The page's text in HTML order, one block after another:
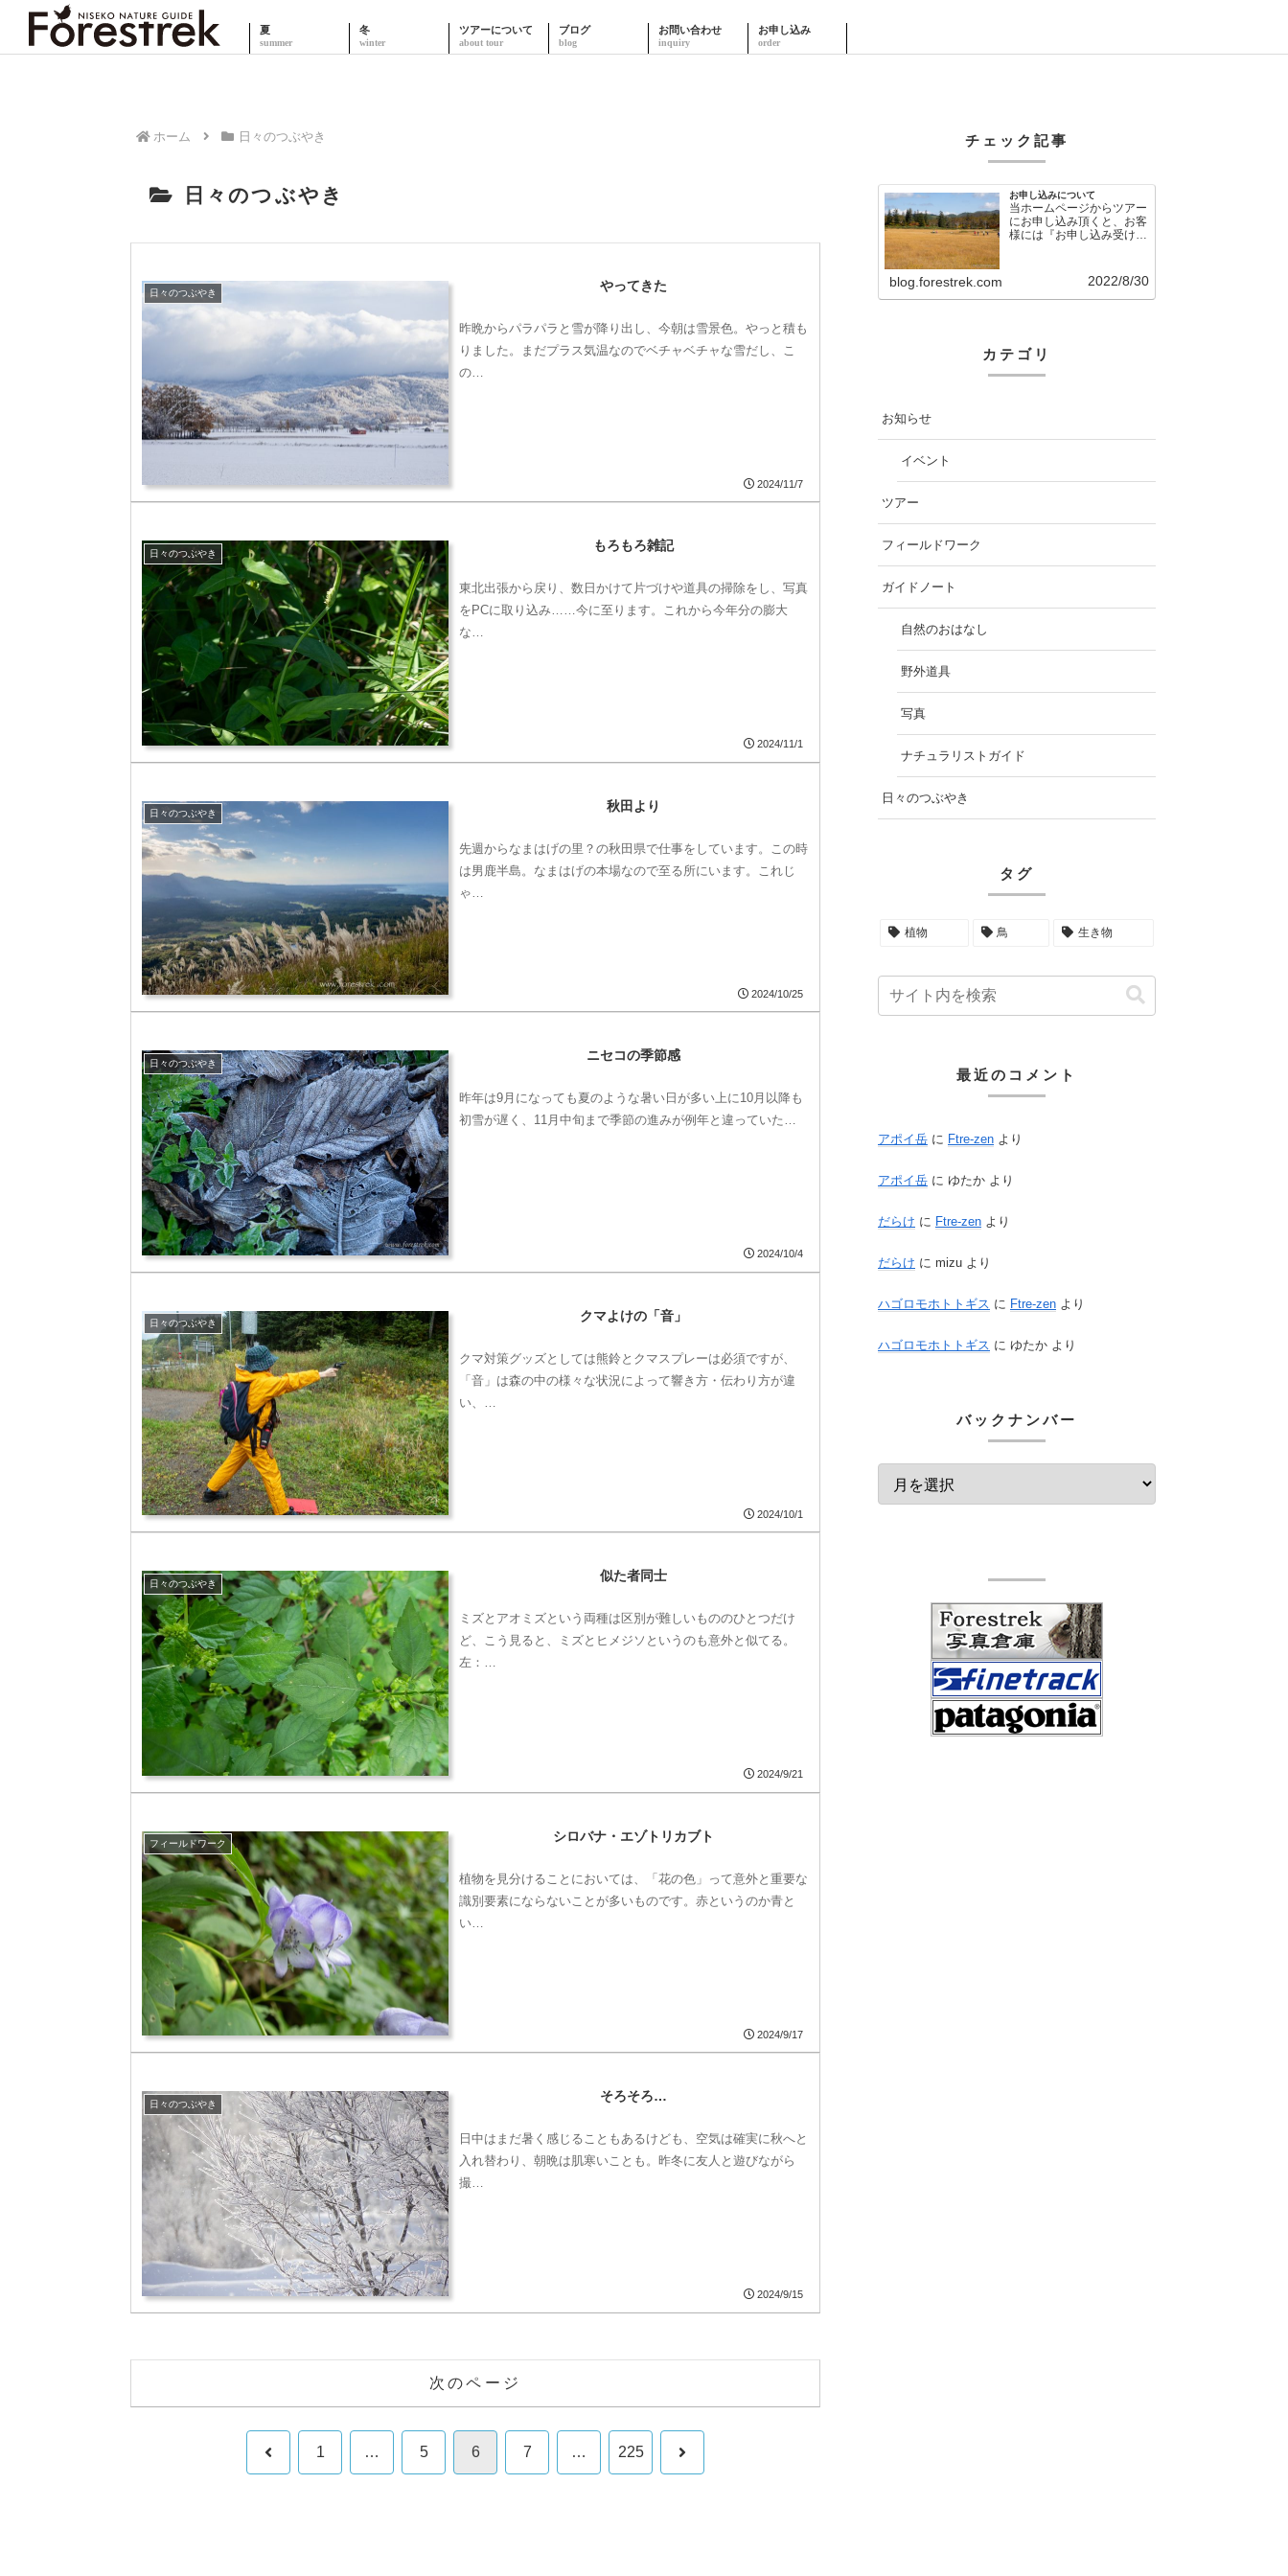
夏 冬 ツアーについて ブログ お問い合わせ お申し込み
ホーム 日々のつぶやき
日々のつぶやき
日々のつぶやき やってきた
昨晩からパラパラと雪が降り出し、今朝は雪景色。やっと積も
りました。まだプラス気温なのでベチャベチャな雪だし、こ
の…
2024/11/7
日々のつぶやき もろもろ雑記
東北出張から戻り、数日かけて片づけや道具の掃除をし、写真
をPCに取り込み……今に至ります。これから今年分の膨大
な…
2024/11/1
日々のつぶやき 秋田より
先週からなまはげの里？の秋田県で仕事をしています。この時
は男鹿半島。なまはげの本場なので至る所にいます。これじ
ゃ…
2024/10/25
日々のつぶやき ニセコの季節感
昨年は9月になっても夏のような暑い日が多い上に10月以降も
初雪が遅く、11月中旬まで季節の進みが例年と違っていた…
2024/10/4
日々のつぶやき クマよけの「音」
クマ対策グッズとしては熊鈴とクマスプレーは必須ですが、
「音」は森の中の様々な状況によって響き方・伝わり方が違
い、…
2024/10/1
日々のつぶやき 似た者同士
ミズとアオミズという両種は区別が難しいもののひとつだけ
ど、こう見ると、ミズとヒメジソというのも意外と似てる。
左：…
2024/9/21
フィールドワーク シロバナ・エゾトリカブト
植物を見分けることにおいては、「花の色」って意外と重要な
識別要素にならないことが多いものです。赤というのか青と
い…
2024/9/17
日々のつぶやき そろそろ…
日中はまだ暑く感じることもあるけども、空気は確実に秋へと
入れ替わり、朝晩は肌寒いことも。昨冬に友人と遊びながら
撮…
2024/9/15
次のページ
前 1 … 5 6 7 … 225 次
チェック記事
お申し込みについて
当ホームページからツアー
にお申し込み頂くと、お客
様には『お申し込み受け付
blog.forestrek.com 2022/8/30
カテゴリ
お知らせ
イベント
ツアー
フィールドワーク
ガイドノート
自然のおはなし
野外道具
写真
ナチュラリストガイド
日々のつぶやき
タグ
植物 鳥 生き物
最近のコメント
アポイ岳 に Ftre-zen より
アポイ岳 に ゆたか より
だらけ に Ftre-zen より
だらけ に mizu より
ハゴロモホトトギス に Ftre-zen より
ハゴロモホトトギス に ゆたか より
バックナンバー